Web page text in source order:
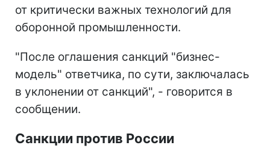
от критически важных технологий для
оборонной промышленности.
"После оглашения санкций "бизнес-
модель" ответчика, по сути, заключалась
в уклонении от санкций", - говорится в
сообщении.
Санкции против России